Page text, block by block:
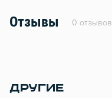
Отзывы 0 отзывов
ДРУГИЕ